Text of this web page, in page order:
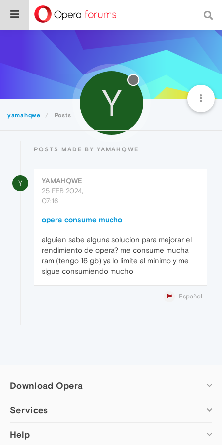
yamahqwe Posts Y
POSTS MADE BY YAMAHQWE
Y
YAMAHQWE
25 FEB 2024,
07:16
opera consume mucho
alguien sabe alguna solucion para mejorar el
rendimiento de opera? me consume mucha
ram (tengo 16 gb) ya lo limite al minimo y me
sigue consumiendo mucho
Español
Download Opera
Computer browsers
Opera for Mac
Services
Add-ons
Help